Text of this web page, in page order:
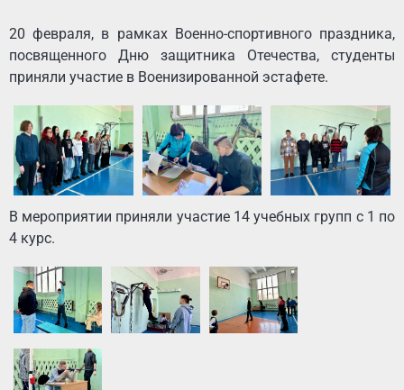
20 февраля, в рамках Военно-спортивного праздника,
посвященного Дню защитника Отечества, студенты
приняли участие в Военизированной эстафете.
В мероприятии приняли участие 14 учебных групп с 1 по
4 курс.